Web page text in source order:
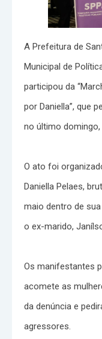
A Prefeitura de
Municipal de
participou da
por Daniella”, que
no último domingo,
O ato foi
Daniella Pelaes,
maio dentro de
o ex-marido,
Os manifestantes
acomete as
da denúncia e
agressores.